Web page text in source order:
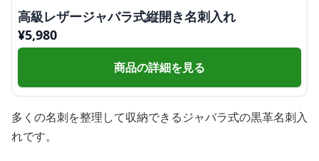
高級レザージャバラ式縦開き名刺入れ
¥5,980
商品の詳細を見る
多くの名刺を整理して収納できるジャバラ式の黒革名刺入
れです。